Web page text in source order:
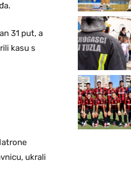
31 put, a
kasu s
ukrali